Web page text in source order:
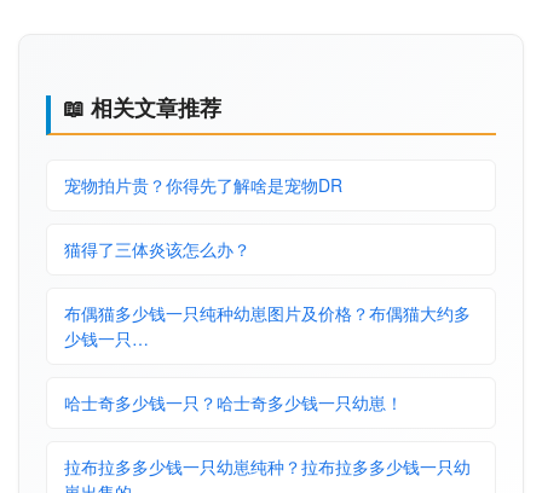
📖 相关文章推荐
宠物拍片贵？你得先了解啥是宠物DR
猫得了三体炎该怎么办？
布偶猫多少钱一只纯种幼崽图片及价格？布偶猫大约多
少钱一只…
哈士奇多少钱一只？哈士奇多少钱一只幼崽！
拉布拉多多少钱一只幼崽纯种？拉布拉多多少钱一只幼